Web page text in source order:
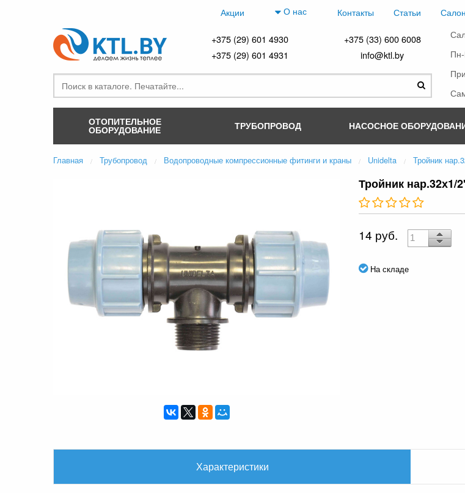
Акции О нас Контакты Статьи
+375 (29) 601 4930
+375 (33) 600 6008
+375 (29) 601 4931
info@ktl.by
ОТОПИТЕЛЬНОЕ
ОБОРУДОВАНИЕ ТРУБОПРОВОД НАСОСНОЕ
Главная Трубопровод Водопроводные компрессионные фитинги и краны Unidelta Тройник
Тройник нар.32х1/
14 руб.
На складе
Характеристики